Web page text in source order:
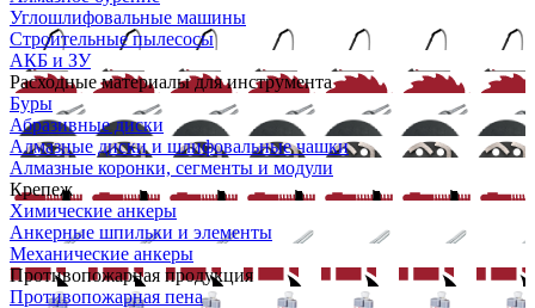
Углошлифовальные машины
Строительные пылесосы
АКБ и ЗУ
Расходные материалы для инструмента
Буры
Абразивные диски
Алмазные диски и шлифовальные чашки
Алмазные коронки, сегменты и модули
Крепеж
Химические анкеры
Анкерные шпильки и элементы
Механические анкеры
Противопожарная продукция
Противопожарная пена